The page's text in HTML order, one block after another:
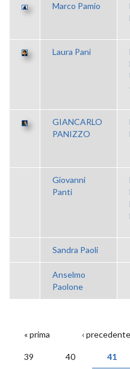
Marco Pamio
Laura Pani
GIANCARLO
PANIZZO
Giovanni
Panti
Sandra Paoli
Anselmo
Paolone
PAGINE
« prima ‹ precedente
39 40 41